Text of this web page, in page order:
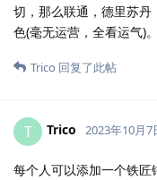
切，那么联通，德里苏
色(毫无运营，全看运气)。
Trico 回复了此帖
T Trico 2023年10月7
每个人可以添加一个铁